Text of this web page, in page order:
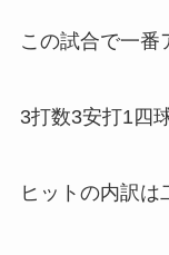
この試合で一番
3打数3安打1四
ヒットの内訳は